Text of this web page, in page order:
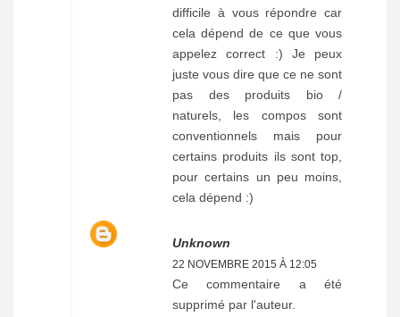
difficile à vous répondre car
cela dépend de ce que vous
appelez correct :) Je peux
juste vous dire que ce ne sont
pas des produits bio /
naturels, les compos sont
conventionnels mais pour
certains produits ils sont top,
pour certains un peu moins,
cela dépend :)
Unknown
22 NOVEMBRE 2015 À 12:05
Ce commentaire a été
supprimé par l'auteur.